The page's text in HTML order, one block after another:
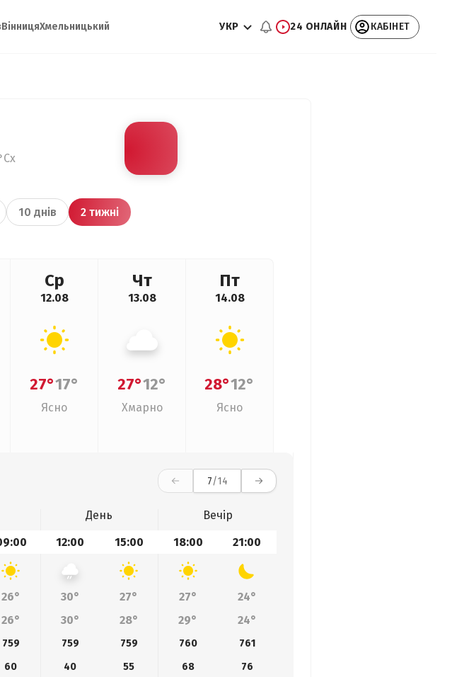
ВінницяХмельницький УКР 24 ОНЛАЙН КАБІНЕТ
10 днів 2 тижні
Ср
12.08
27°17°
Ясно
Чт
13.08
27°12°
Хмарно
Пт
14.08
28°12°
Ясно
7/14
День
Вечір
12:00 15:00 18:00 21:00
26° 30° 27° 27°
24°
26° 30° 28° 29° 24°
759 759 759 760
761
60 40 55 68
76